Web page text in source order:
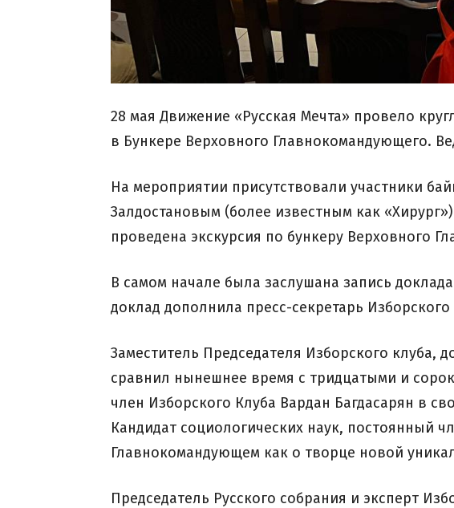
28 мая Движение «Русская Мечта» провело
в Бункере Верховного Главнокомандующего.
На мероприятии присутствовали участники
Залдостановым (более известным как
проведена экскурсия по бункеру Верховного
В самом начале была заслушана запись
доклад дополнила пресс-секретарь
Заместитель Председателя Изборского
сравнил нынешнее время с тридцатыми и
член Изборского Клуба Вардан Багдасарян в
Кандидат социологических наук, постоянный
Главнокомандующем как о творце новой
Председатель Русского собрания и эксперт